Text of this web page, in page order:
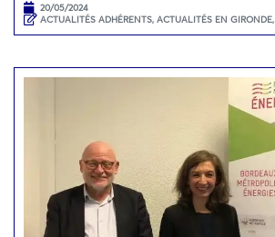
20/05/2024
ACTUALITÉS ADHÉRENTS, ACTUALITÉS EN GIRONDE,